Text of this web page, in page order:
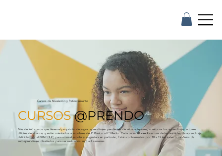
Cursos de Nivelación y Reforzamiento
CURSOS@PRENDO
Más de 260 cursos que tienen el propósito de lograr aprendizajes pendientes de años anteriores, o reforzar los aprendizajes actuales
difíciles de alcanzar, y están orientados a escolares de 4° Básico a II° Medio. Cada curso@prendoes una de las unidades de aprendizaje
definidas por el MINEDUC, para un nivel escolar y asignatura en particular; Están conformados por 10 a 12 lecciones o módulos de
autoaprendizaje, diseñados para ser realizados en 3 a 4 semanas.